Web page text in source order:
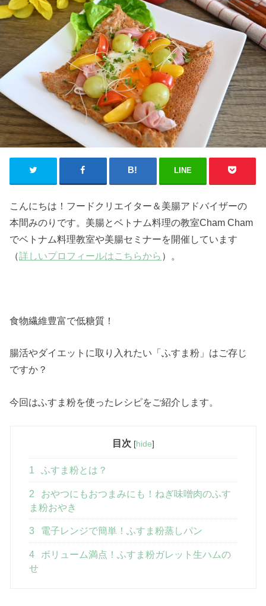
LINE
こんにちは！フードクリエイター＆美腸アドバイザーの
本間みのりです。美腸とベトナム料理の教室Cham Cham
でベトナム料理教室や美腸セミナーを開催しています
（詳しいプロフィールはこちらから ）。
食物繊維豊富で低糖質！
腸活やダイエットに取り入れたい「ふすま粉」はご存じ
ですか？
今回はふすま粉を使ったレシピをご紹介します。
目次 [hide]
1 ふすま粉とは？
2
おやつにもおつまみにも！ねぎ味噌肉のふす
ま粉おやき
3 電子レンジで簡単！ふすま粉蒸しパン
4
ボリューム満点！ふすま粉ガレット生ハムの
せ